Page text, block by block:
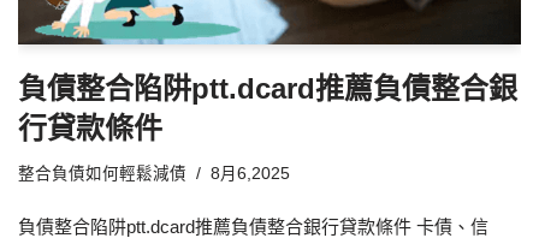
負債整合陷阱ptt.dcard推薦負債整合銀
行貸款條件
整合負債如何輕鬆減債 8月6,2025
負債整合陷阱ptt.dcard推薦負債整合銀行貸款條件 卡債、信